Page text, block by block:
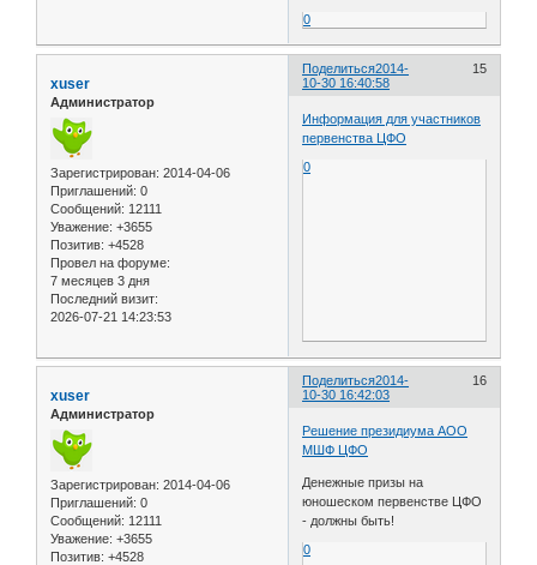
0
Поделиться 15
2014-
10-30 16:40:58
xuser
Администратор
Зарегистрирован: 2014-04-06
Приглашений: 0
Сообщений: 12111
Уважение: +3655
Позитив: +4528
Провел на форуме:
7 месяцев 3 дня
Последний визит:
2026-07-21 14:23:53
Информация для участников
первенства ЦФО
0
Поделиться 16
2014-
10-30 16:42:03
xuser
Администратор
Зарегистрирован: 2014-04-06
Приглашений: 0
Сообщений: 12111
Уважение: +3655
Позитив: +4528
Решение президиума АОО
МШФ ЦФО
Денежные призы на
юношеском первенстве ЦФО
- должны быть!
0